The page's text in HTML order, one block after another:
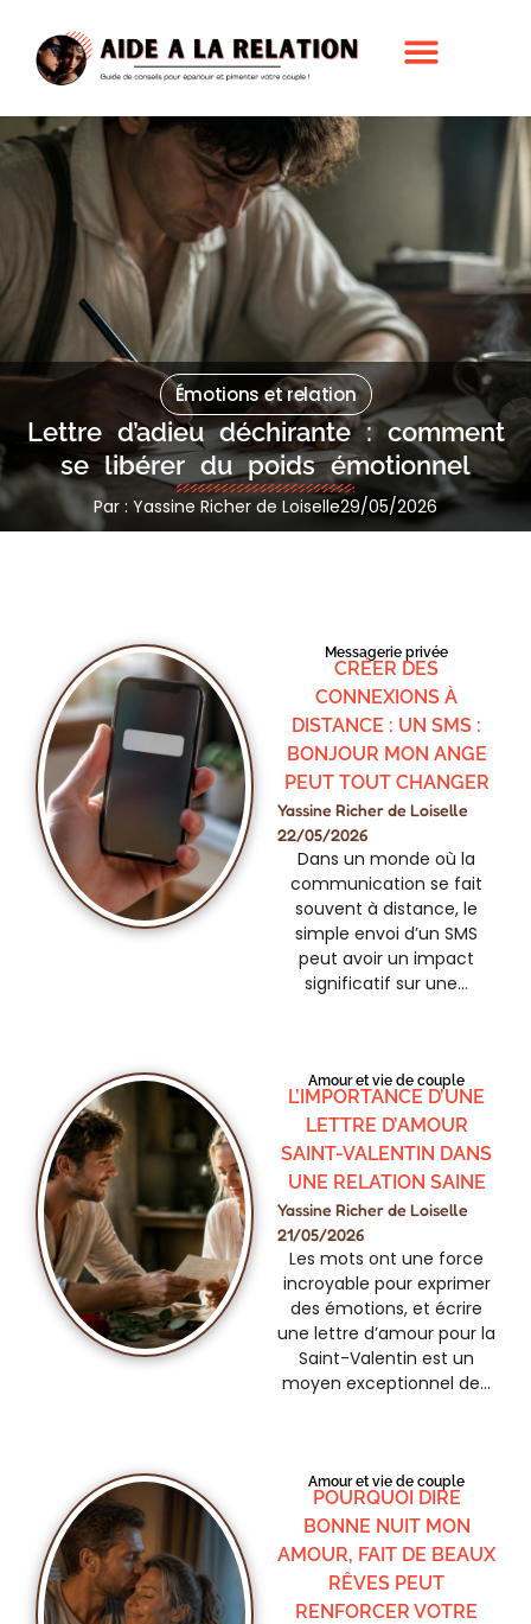
Émotions et relation
Lettre d’adieu déchirante : comment
se libérer du poids émotionnel
Par : Yassine Richer de Loiselle29/05/2026
Messagerie privée
CRÉER DES
CONNEXIONS À
DISTANCE : UN SMS :
BONJOUR MON ANGE
PEUT TOUT CHANGER
Yassine Richer de Loiselle
22/05/2026
Dans un monde où la
communication se fait
souvent à distance, le
simple envoi d’un SMS
peut avoir un impact
significatif sur une…
Amour et vie de couple
L’IMPORTANCE D’UNE
LETTRE D’AMOUR
SAINT-VALENTIN DANS
UNE RELATION SAINE
Yassine Richer de Loiselle
21/05/2026
Les mots ont une force
incroyable pour exprimer
des émotions, et écrire
une lettre d’amour pour la
Saint-Valentin est un
moyen exceptionnel de…
Amour et vie de couple
POURQUOI DIRE
BONNE NUIT MON
AMOUR, FAIT DE BEAUX
RÊVES PEUT
RENFORCER VOTRE